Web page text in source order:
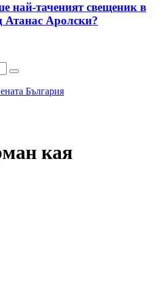
най-таченият свещеник в
Атанас Аролски?
кая